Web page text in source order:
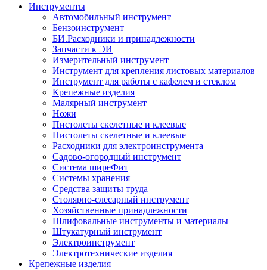
Инструменты
Автомобильный инструмент
Бензоинструмент
БИ.Расходники и принадлежности
Запчасти к ЭИ
Измерительный инструмент
Инструмент для крепления листовых материалов
Инструмент для работы с кафелем и стеклом
Крепежные изделия
Малярный инструмент
Ножи
Пистолеты скелетные и клеевые
Пистолеты скелетные и клеевые
Расходники для электроинструмента
Садово-огородный инструмент
Система ширеФит
Системы хранения
Средства защиты труда
Столярно-слесарный инструмент
Хозяйственные принадлежности
Шлифовальные инструменты и материалы
Штукатурный инструмент
Электроинструмент
Электротехнические изделия
Крепежные изделия